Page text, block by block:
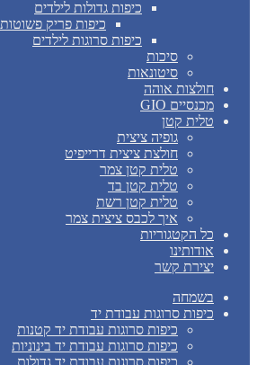
כיפות גדולות לילדים
כיפות פריק פשוטות
כיפות סרוגות לילדים
סיכות
סיטונאות
חולצות אוהה
מכנסיים GIO
טלית קטן
גופיה ציצית
חולצת ציצית דרייפיט
טלית קטן צמר
טלית קטן בד
טלית קטן רשת
איך לכבס ציצית צמר
כל הקטגוריות
אודותינו
יצירת קשר
בשמחה
כיפות סרוגות עבודת יד
כיפות סרוגות עבודת יד קטנות
כיפות סרוגות עבודת יד בינוניות
כיפות סרוגות עבודת יד גדולות